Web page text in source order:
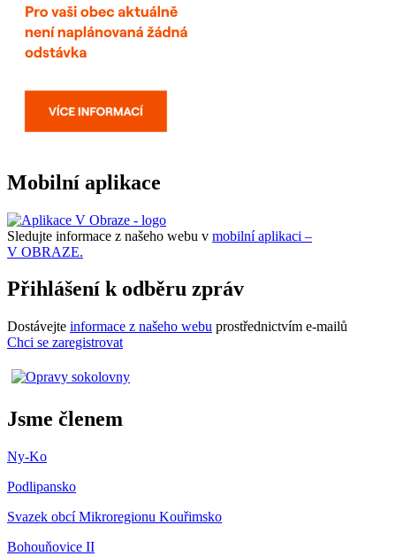
Mobilní aplikace
Sledujte informace z našeho webu v mobilní aplikaci –
V OBRAZE.
Přihlášení k odběru zpráv
Dostávejte informace z našeho webu prostřednictvím e-mailů
Chci se zaregistrovat
Jsme členem
Ny-Ko
Podlipansko
Svazek obcí Mikroregionu Kouřimsko
Bohouňovice II